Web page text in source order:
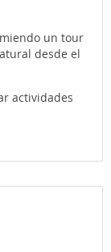
un tour
desde el
actividades